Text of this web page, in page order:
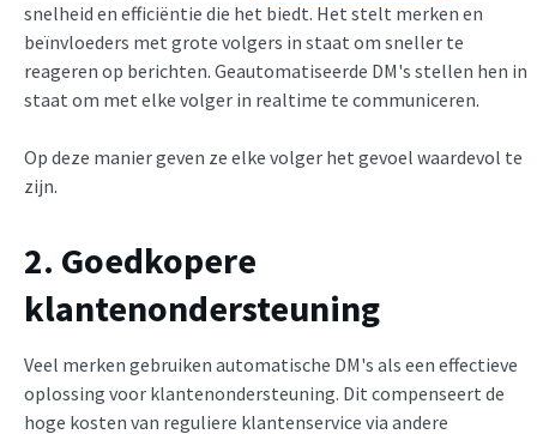
snelheid en efficiëntie die het biedt. Het stelt merken en
beïnvloeders met grote volgers in staat om sneller te
reageren op berichten. Geautomatiseerde DM's stellen hen in
staat om met elke volger in realtime te communiceren.
Op deze manier geven ze elke volger het gevoel waardevol te
zijn.
2. Goedkopere
klantenondersteuning
Veel merken gebruiken automatische DM's als een effectieve
oplossing voor klantenondersteuning. Dit compenseert de
hoge kosten van reguliere klantenservice via andere